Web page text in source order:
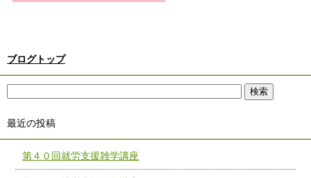
ブログトップ
最近の投稿
第４０回就労支援雑学講座